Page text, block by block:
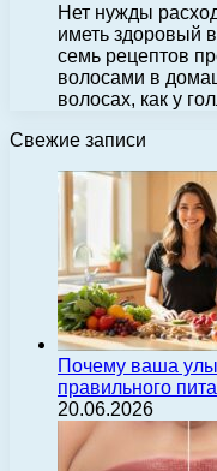
Нет нужды
иметь здоровый
семь рецептов
волосами в
волосах, как у
Свежие записи
Почему ваша
правильного
20.06.2026